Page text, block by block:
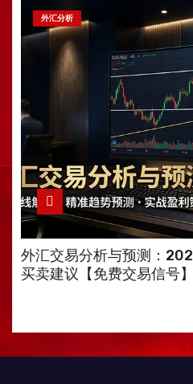
外汇分析
外汇交易分析与预测：
买卖建议【免费交易信号】